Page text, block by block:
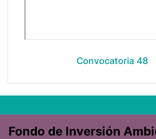
Convocatoria 48
Fondo de Inversión